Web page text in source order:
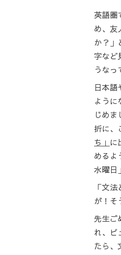
英語圏
め、友
か？」
字など
うなっ
日本語
よう
じめ
折に、
ち」 に
めるよ
水曜日
「文
が！そ
先生ご
れ、ピ
たら、